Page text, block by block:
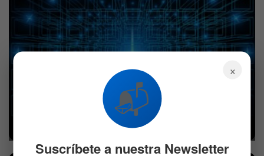
La red de Tron se detuvo debido a contrato
578
×
📬
Suscríbete a nuestra Newsletter